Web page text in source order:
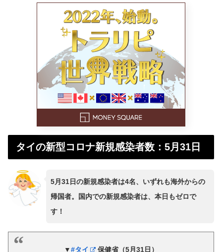
タイの新型コロナ新規感染者数：5月31日
5月31日の新規感染者は4名、いずれも海外からの
帰国者。国内での新規感染者は、本日もゼロで
す！
▼#タイ
保健省（5月31日）